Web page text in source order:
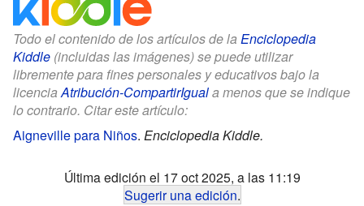
Todo el contenido de los artículos de la Enciclopedia
Kiddle (incluidas las imágenes) se puede utilizar
libremente para fines personales y educativos bajo la
licenciaAtribución-CompartirIguala menos que se indique
lo contrario. Citar este artículo:
Aigneville para Niños. Enciclopedia Kiddle.
Última edición el 17 oct 2025, a las 11:19
Sugerir una edición.